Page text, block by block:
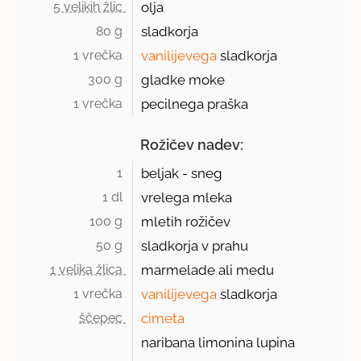
5 velikih žlic olja
80 g sladkorja
1 vrečka vanilijevega sladkorja
300 g gladke moke
1 vrečka pecilnega praška
Rožičev nadev:
1 beljak - sneg
1 dl vrelega mleka
100 g mletih rožičev
50 g sladkorja v prahu
1 velika žlica marmelade ali medu
1 vrečka vanilijevega sladkorja
ščepec
cimeta
naribana limonina lupina